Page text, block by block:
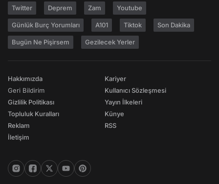
Twitter Deprem Zam Youtube
Günlük Burç Yorumları A101 Tiktok Son Dakika
Bugün Ne Pişirsem Gezilecek Yerler
Hakkımızda
Geri Bildirim
Gizlilik Politikası
Topluluk Kuralları
Reklam
İletişim
Kariyer
Kullanıcı Sözleşmesi
Yayın İlkeleri
Künye
RSS